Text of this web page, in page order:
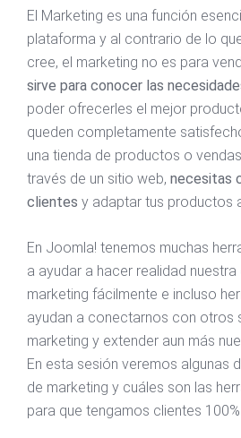
El Marketing es una función
plataforma y al contrario de lo
cree, el marketing no es para
sirve para conocer las
poder ofrecerles el mejor
queden completamente
una tienda de productos o
través de un sitio web, necesitas
clientes y adaptar tus productos
En Joomla! tenemos muchas
a ayudar a hacer realidad
marketing fácilmente e incluso
ayudan a conectarnos con otros
marketing y extender aun más
En esta sesión veremos algunas
de marketing y cuáles son las
para que tengamos clientes